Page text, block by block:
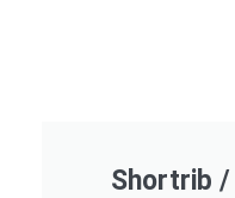
Shortrib /